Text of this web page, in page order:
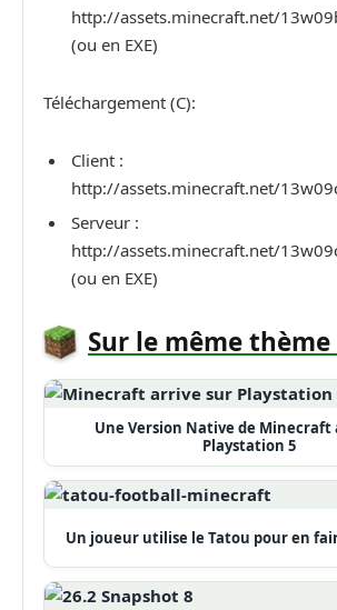
http://assets.minecraft.net/
(ou en EXE)
Téléchargement (C):
Client :
http://assets.minecraft.net/
Serveur :
http://assets.minecraft.net/
(ou en EXE)
Sur le même thème
Une Version Native de Minecraft
Playstation 5
Un joueur utilise le Tatou pour en